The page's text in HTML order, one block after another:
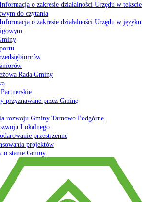
Informacja o zakresie działalności Urzędu w tekście
do czytania
Informacja o zakresie działalności Urzędu w języku
Rada Gminy
przyznawane przez Gminę
rozwoju Gminy Tarnowo Podgórne
Lokalnego
przestrzenne
projektów
o stanie Gminy